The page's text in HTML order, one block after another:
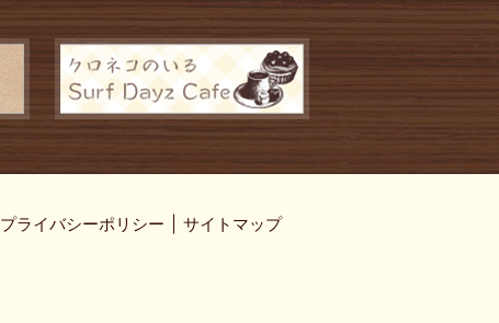
プライバシーポリシー
サイトマップ